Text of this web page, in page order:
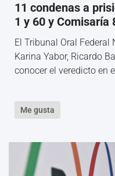
11 condenas a
1 y 60 y Comisaría
El Tribunal Oral Federal
Karina Yabor, Ricardo
conocer el veredicto en
Me gusta